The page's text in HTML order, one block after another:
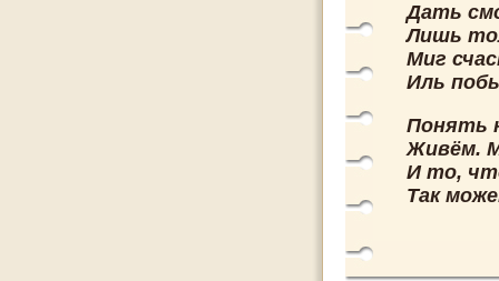
Дать
Лишь
Миг
Иль
Понять
Живём.
И то,
Так